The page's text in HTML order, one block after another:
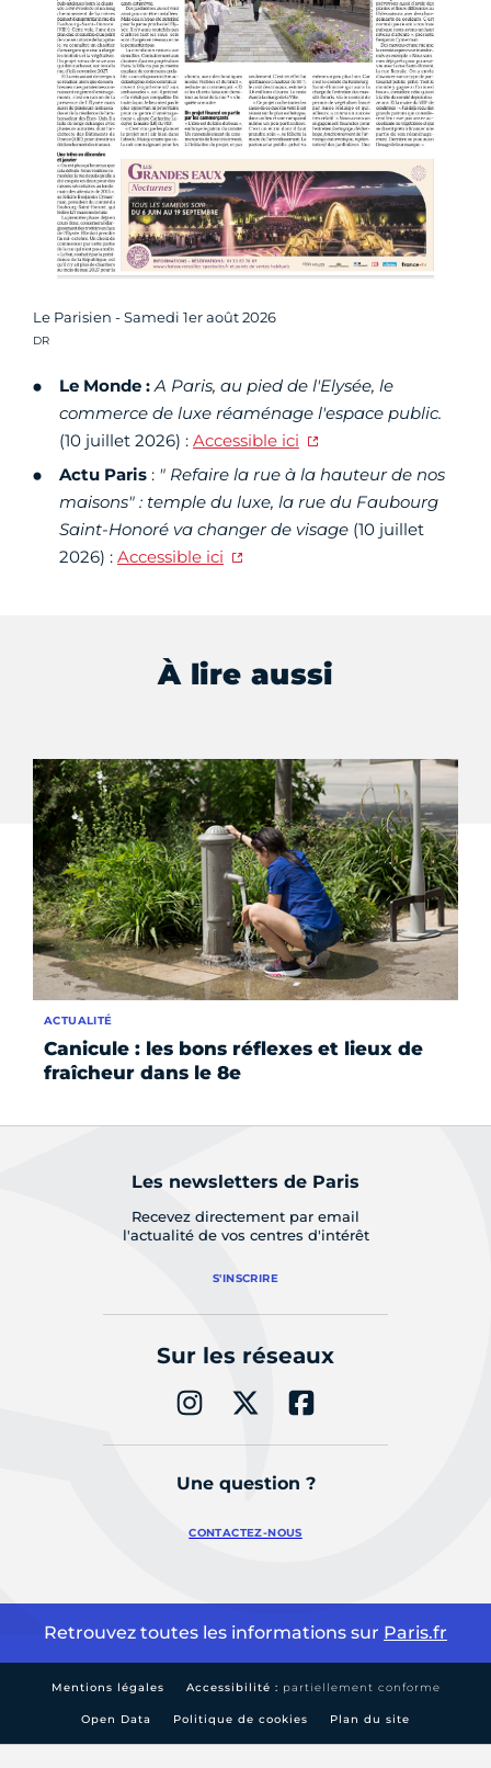
Le Parisien - Samedi 1er août 2026
Crédit photo :
DR
Le Monde : A Paris, au pied de l'Elysée, le
commerce de luxe réaménage l'espace public.
(10 juillet 2026) : Accessible ici
Actu Paris : " Refaire la rue à la hauteur de nos
maisons" : temple du luxe, la rue du Faubourg
Saint-Honoré va changer de visage (10 juillet
2026) : Accessible ici
À lire aussi
Canicule : les bons réflexes et lieux de
fraîcheur dans le 8e
ACTUALITÉ
Les newsletters de Paris
Recevez directement par email
l'actualité de vos centres d'intérêt
S'INSCRIRE
Sur les réseaux
Une question ?
CONTACTEZ-NOUS
Retrouvez toutes les informations sur Paris.fr
Mentions légales Accessibilité : partiellement conforme
Open Data Politique de cookies Plan du site